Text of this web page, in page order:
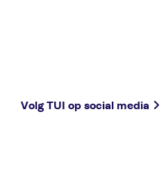
Volg TUI op social media